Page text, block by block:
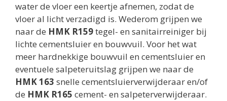
water de vloer een keertje afnemen, zodat de
vloer al licht verzadigd is. Wederom grijpen we
naar de HMK R159tegel- en sanitairreiniger bij
lichte cementsluier en bouwvuil. Voor het wat
meer hardnekkige bouwvuil en cementsluier en
eventuele salpeteruitslag grijpen we naar de
HMK 163 snelle cementsluierverwijderaar en/of
de HMK R165 cement- en salpeterverwijderaar.